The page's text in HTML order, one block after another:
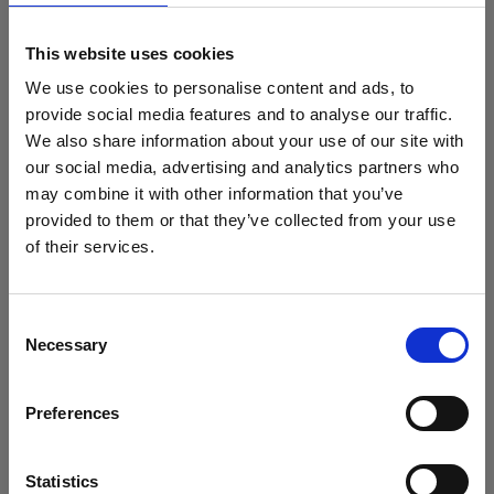
This website uses cookies
We use cookies to personalise content and ads, to
provide social media features and to analyse our traffic.
We also share information about your use of our site with
our social media, advertising and analytics partners who
may combine it with other information that you’ve
provided to them or that they’ve collected from your use
of their services.
Selection
Necessary
Preferences
Statistics
codice. Il che è un notevole risparmio di risorse, rispetto ad
una trilogia composta da sito web + app nativa iOS + app
nativa Android.
Infine, le app web non devono essere scaricate e installate,
quindi non occupano spazio sul dispositivo. Questo libera
gli utenti anche dall’obbligo di aggiornamenti costanti.
Contro delle webapp
nessuno si chiederebbe mai se sviluppare una web app
conviene o no.
Partiamo dalle prestazioni e dalla velocità. Una web app
non riesce a raggiungere le prestazioni di una app nativa. Le